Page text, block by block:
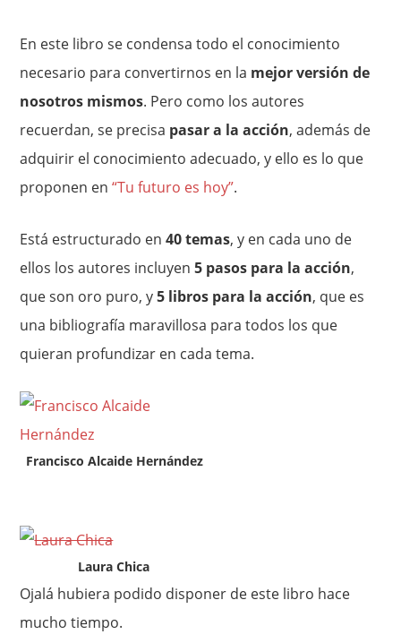
En este libro se condensa todo el conocimiento
necesario para convertirnos en la mejor versión de
nosotros mismos. Pero como los autores
recuerdan, se precisa pasar a la acción, además de
adquirir el conocimiento adecuado, y ello es lo que
proponen en“Tu futuro es hoy”.
Está estructurado en40 temas, y en cada uno de
ellos los autores incluyen5 pasos para la acción,
que son oro puro, y5 libros para la acción, que es
una bibliografía maravillosa para todos los que
quieran profundizar en cada tema.
Francisco Alcaide Hernández
Laura Chica
Ojalá hubiera podido disponer de este libro hace
mucho tiempo.